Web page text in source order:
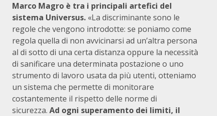
Marco Magro è tra i principali artefici del
sistema Universus. «La discriminante sono le
regole che vengono introdotte: se poniamo come
regola quella di non avvicinarsi ad un’altra persona
al di sotto di una certa distanza oppure la necessità
di sanificare una determinata postazione o uno
strumento di lavoro usata da più utenti, otteniamo
un sistema che permette di monitorare
costantemente il rispetto delle norme di
sicurezza. Ad ogni superamento dei limiti, il